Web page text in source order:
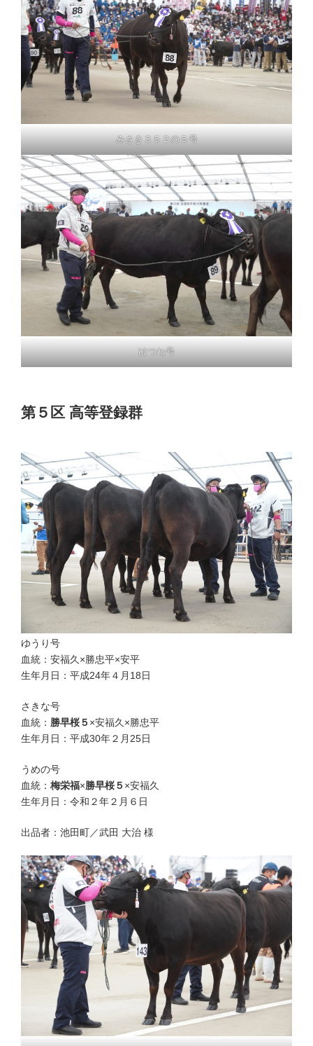
みさき３５２の５号
はつね号
第５区 高等登録群
ゆうり号
血統：安福久×勝忠平×安平
生年月日：平成24年４月18日
さきな号
血統： 勝早桜５ ×安福久×勝忠平
生年月日：平成30年２月25日
うめの号
血統： 梅栄福×勝早桜５ ×安福久
生年月日：令和２年２月６日
出品者：池田町／武田 大治 様